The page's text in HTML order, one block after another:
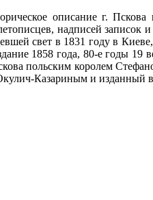
описание г.
надписей записок
свет в 1831 году в
1858 года, 80-е годы 19
польским королем
Казариным и изданный в